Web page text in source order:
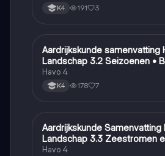
K4 191 3
Aardrijkskunde
Aardrijkskunde samenvatting
Landschap 3.2 Seizoenen •
Havo 4
K4 178 7
Aardrijkskunde
Aardrijkskunde Samenvatting
Landschap 3.3 Zeestromen
Klimaatgebieden • BuiteNLand
Havo 4